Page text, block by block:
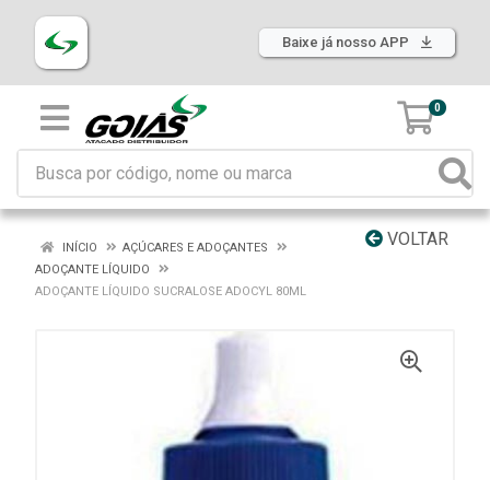
Baixe já nosso APP
0
VOLTAR
INÍCIO
AÇÚCARES E ADOÇANTES
ADOÇANTE LÍQUIDO
ADOÇANTE LÍQUIDO SUCRALOSE ADOCYL 80ML